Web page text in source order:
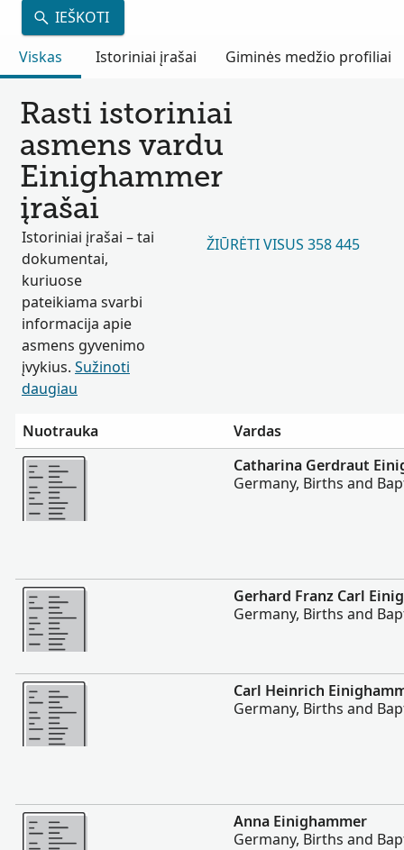
IEŠKOTI
Viskas
Istoriniai įrašai Giminės medžio profiliai
Rasti istoriniai
asmens vardu
Einighammer
įrašai
Istoriniai įrašai – tai
dokumentai,
kuriuose
pateikiama svarbi
informacija apie
asmens gyvenimo
įvykius. Sužinoti
daugiau
ŽIŪRĖTI VISUS 358 445
Nuotrauka
Vardas
Daugiau
Catharina Gerdraut
Germany, Births and
Daugiau
Gerhard Franz Carl
Germany, Births and
Daugiau
Carl Heinrich
Germany, Births and
Daugiau
Anna Einighammer
Germany, Births and